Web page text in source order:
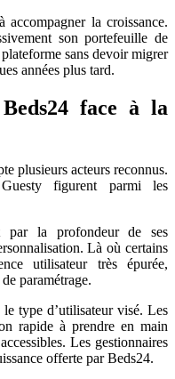
accompagner la croissance.
son portefeuille de
sans devoir migrer
années plus tard.
face à la
plusieurs acteurs reconnus.
figurent parmi les
par la profondeur de ses
Là où certains
utilisateur très épurée,
paramétrage.
type d’utilisateur visé. Les
rapide à prendre en main
Les gestionnaires
offerte par Beds24.